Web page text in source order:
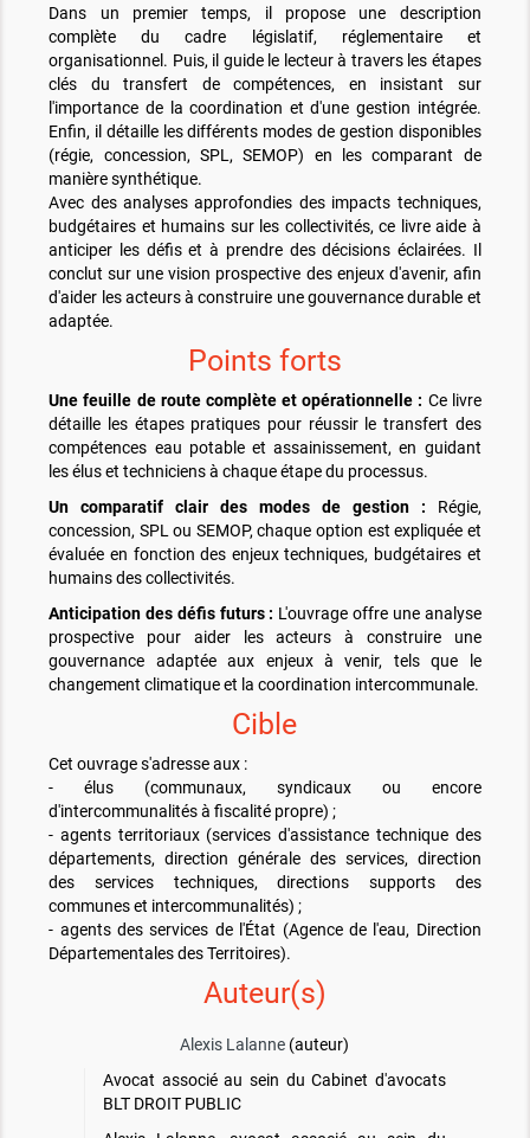
Dans un premier temps, il propose une description
complète du cadre législatif, réglementaire et
organisationnel. Puis, il guide le lecteur à travers les étapes
clés du transfert de compétences, en insistant sur
l'importance de la coordination et d'une gestion intégrée.
Enfin, il détaille les différents modes de gestion disponibles
(régie, concession, SPL, SEMOP) en les comparant de
manière synthétique.
Avec des analyses approfondies des impacts techniques,
budgétaires et humains sur les collectivités, ce livre aide à
anticiper les défis et à prendre des décisions éclairées. Il
conclut sur une vision prospective des enjeux d'avenir, afin
d'aider les acteurs à construire une gouvernance durable et
adaptée.
Points forts
Une feuille de route complète et opérationnelle : Ce livre
détaille les étapes pratiques pour réussir le transfert des
compétences eau potable et assainissement, en guidant
les élus et techniciens à chaque étape du processus.
Un comparatif clair des modes de gestion : Régie,
concession, SPL ou SEMOP, chaque option est expliquée et
évaluée en fonction des enjeux techniques, budgétaires et
humains des collectivités.
Anticipation des défis futurs : L'ouvrage offre une analyse
prospective pour aider les acteurs à construire une
gouvernance adaptée aux enjeux à venir, tels que le
changement climatique et la coordination intercommunale.
Cible
Cet ouvrage s'adresse aux :
- élus (communaux, syndicaux ou encore
d'intercommunalités à fiscalité propre) ;
- agents territoriaux (services d'assistance technique des
départements, direction générale des services, direction
des services techniques, directions supports des
communes et intercommunalités) ;
- agents des services de l'État (Agence de l'eau, Direction
Départementales des Territoires).
Auteur(s)
Alexis Lalanne (auteur)
Avocat associé au sein du Cabinet d'avocats
BLT DROIT PUBLIC